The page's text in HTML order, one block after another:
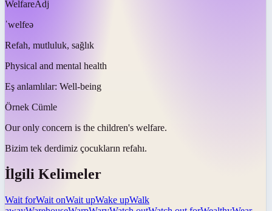
WelfareAdj
ˈwelfeə
Refah, mutluluk, sağlık
Physical and mental health
Eş anlamlılar: Well-being
Örnek Cümle
Our only concern is the children's welfare.
Bizim tek derdimiz çocukların refahı.
İlgili Kelimeler
Wait forWait onWait upWake upWalk